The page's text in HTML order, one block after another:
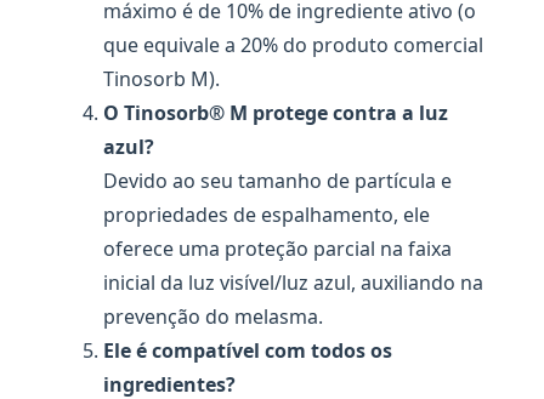
máximo é de 10% de ingrediente ativo (o
que equivale a 20% do produto comercial
Tinosorb M).
O Tinosorb® M protege contra a luz
azul?
Devido ao seu tamanho de partícula e
propriedades de espalhamento, ele
oferece uma proteção parcial na faixa
inicial da luz visível/luz azul, auxiliando na
prevenção do melasma.
Ele é compatível com todos os
ingredientes?